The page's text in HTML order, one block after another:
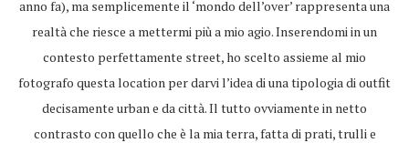
anno fa), ma semplicemente il ‘mondo dell’over’ rappresenta una
realtà che riesce a mettermi più a mio agio. Inserendomi in un
contesto perfettamente street, ho scelto assieme al mio
fotografo questa location per darvi l’idea di una tipologia di outfit
decisamente urban e da città. Il tutto ovviamente in netto
contrasto con quello che è la mia terra, fatta di prati, trulli e